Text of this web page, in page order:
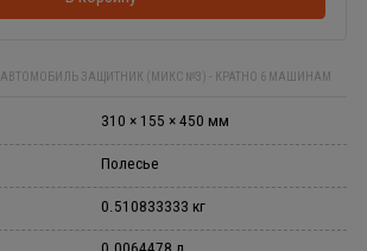
АВТОМОБИЛЬ ЗАЩИТНИК (МИКС №3) - КРАТНО 6 МАШИНАМ
310 × 155 × 450 мм
Полесье
0.510833333 кг